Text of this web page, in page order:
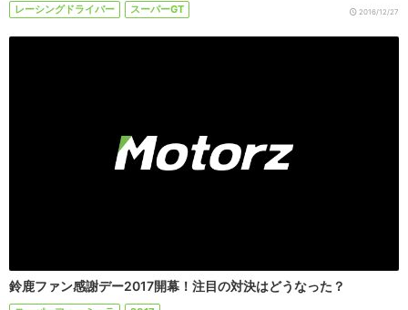
レーシングドライバー スーパーGT 2016/12/27
鈴鹿ファン感謝デー2017開幕！注目の対決はどうなった？